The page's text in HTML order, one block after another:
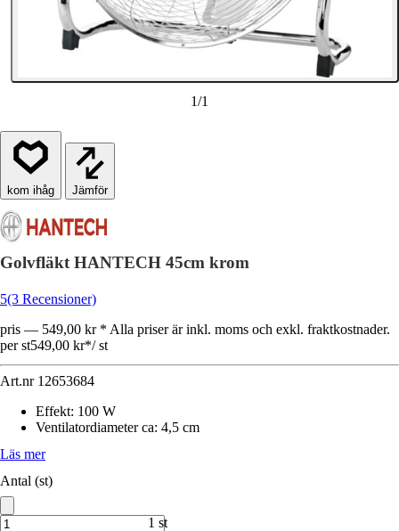
1/1
Jämför
Golvfläkt HANTECH 45cm krom
5(3 Recensioner)
pris — 549,00 kr * Alla priser är inkl. moms och exkl. fraktkostnader.
per st549,00 kr*/ st
Art.nr 12653684
Effekt: 100 W
Ventilatordiameter ca: 4,5 cm
Läs mer
Antal (st)
1 st